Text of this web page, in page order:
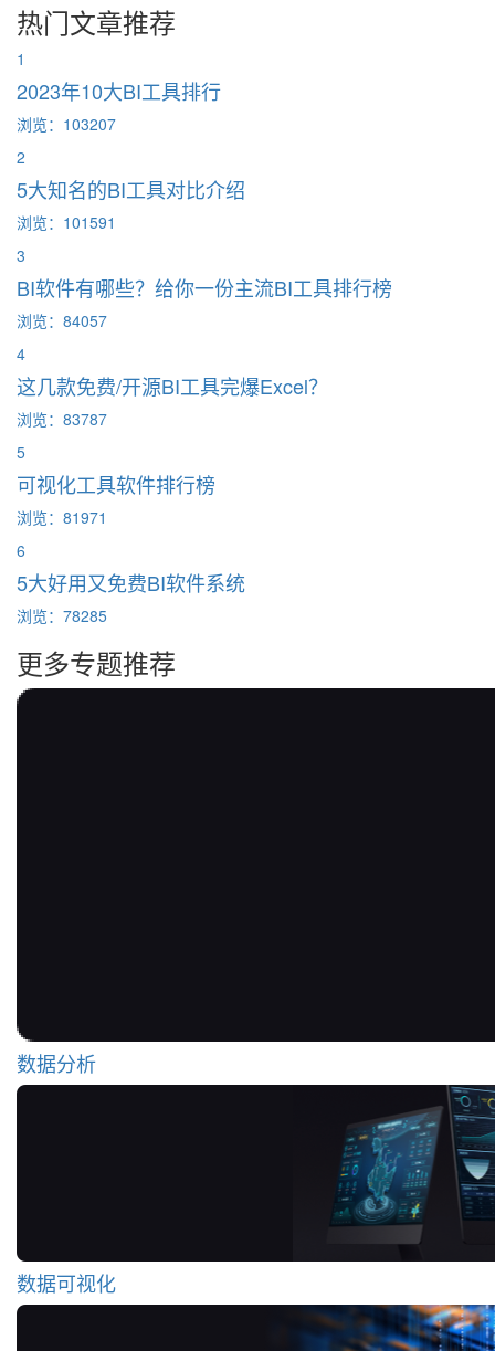
热门文章推荐
1
2023年10大BI工具排行
浏览：103207
2
5大知名的BI工具对比介绍
浏览：101591
3
BI软件有哪些？给你一份主流BI工具排行榜
浏览：84057
4
这几款免费/开源BI工具完爆Excel？
浏览：83787
5
可视化工具软件排行榜
浏览：81971
6
5大好用又免费BI软件系统
浏览：78285
更多专题推荐
数据分析
数据可视化